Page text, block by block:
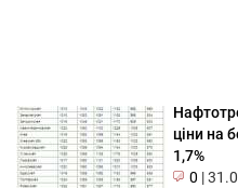
ціни на
1,7%
0 |